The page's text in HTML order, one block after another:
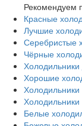
Рекомендуем
Красные
Лучшие
Серебристые
Чёрные
Хорошие
Белые